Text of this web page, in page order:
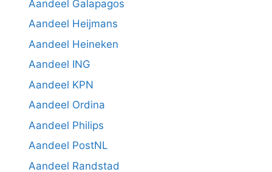
Aandeel Galapagos
Aandeel Heijmans
Aandeel Heineken
Aandeel ING
Aandeel KPN
Aandeel Ordina
Aandeel Philips
Aandeel PostNL
Aandeel Randstad